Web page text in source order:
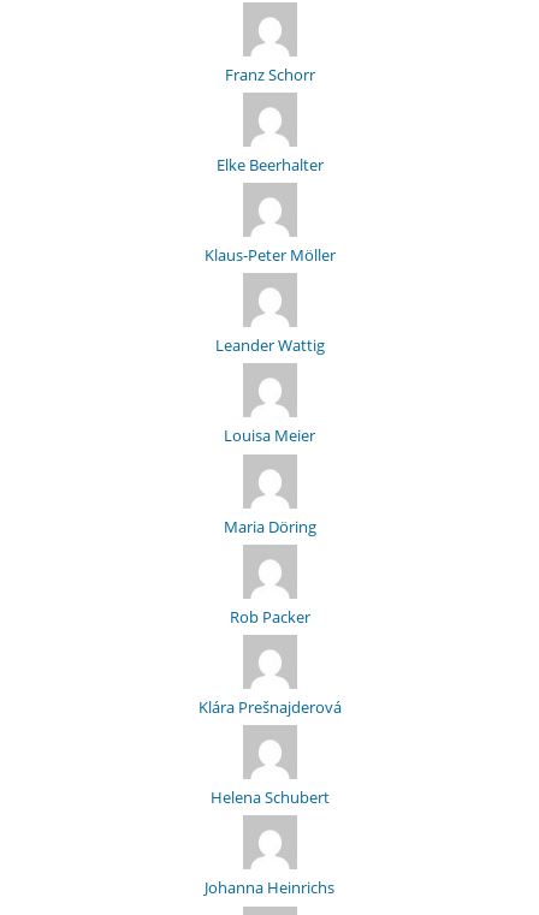
Franz Schorr
Elke Beerhalter
Klaus-Peter Möller
Leander Wattig
Louisa Meier
Maria Döring
Rob Packer
Klára Prešnajderová
Helena Schubert
Johanna Heinrichs